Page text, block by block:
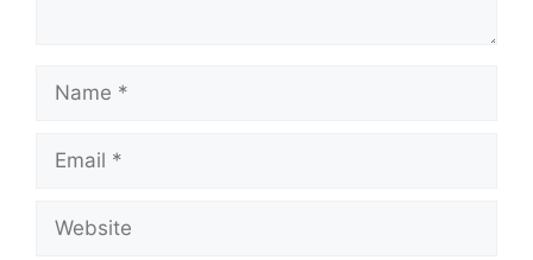
Name
Email
Website